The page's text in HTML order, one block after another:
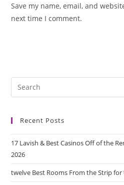
Save my name, email, and
next time I comment.
Recent Posts
17 Lavish & Best Casinos Off of the
2026
twelve Best Rooms From the Strip for